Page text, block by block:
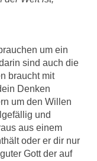
um ein
sind auch die
braucht mit
Denken
um den Willen
und
aus einem
oder er dir nur
Gott der auf